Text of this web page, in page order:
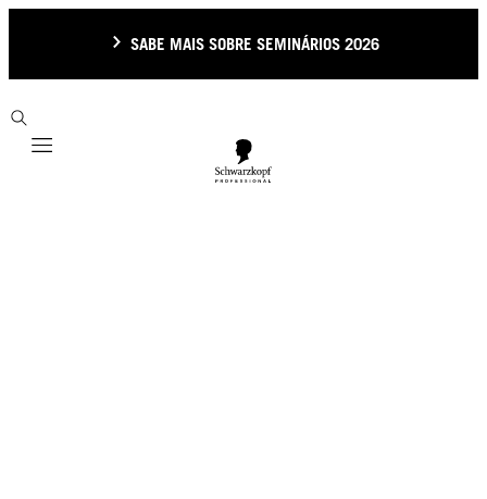
SABE MAIS SOBRE SEMINÁRIOS 2026
Mobile navigation